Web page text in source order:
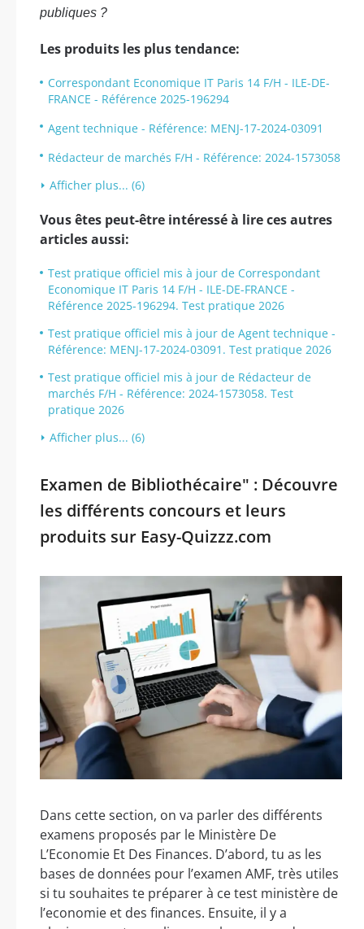
publiques ?
Les produits les plus tendance:
Correspondant Economique IT Paris 14 F/H - ILE-DE-
FRANCE - Référence 2025-196294
Agent technique - Référence: MENJ-17-2024-03091
Rédacteur de marchés F/H - Référence: 2024-1573058
Afficher plus... (6)
Vous êtes peut-être intéressé à lire ces autres
articles aussi:
Test pratique officiel mis à jour de Correspondant
Economique IT Paris 14 F/H - ILE-DE-FRANCE -
Référence 2025-196294. Test pratique 2026
Test pratique officiel mis à jour de Agent technique -
Référence: MENJ-17-2024-03091. Test pratique 2026
Test pratique officiel mis à jour de Rédacteur de
marchés F/H - Référence: 2024-1573058. Test
pratique 2026
Afficher plus... (6)
Examen de Bibliothécaire" : Découvre
les différents concours et leurs
produits sur Easy-Quizzz.com
Dans cette section, on va parler des différents
examens proposés par le Ministère De
L’Economie Et Des Finances. D’abord, tu as les
bases de données pour l’examen AMF, très utiles
si tu souhaites te préparer à ce test ministère de
l’economie et des finances. Ensuite, il y a